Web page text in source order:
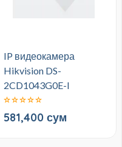
IP видеокамера
Hikvision DS-
2CD1043G0E-I
581,400 сум